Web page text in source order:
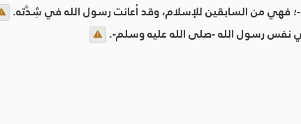
؛ فهي من السابقين للإسلام، وقد أعانت رسول الله في شِدَّته.
نفس رسول الله -صلى الله عليه وسلم-.